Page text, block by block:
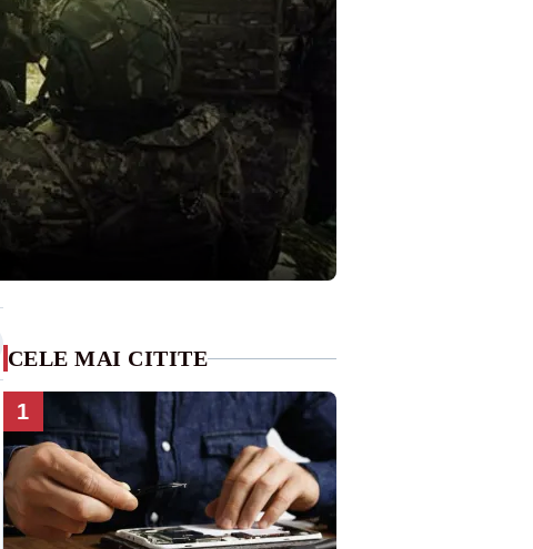
CELE MAI CITITE
1